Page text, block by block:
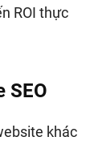
ROI thực
SEO
khác